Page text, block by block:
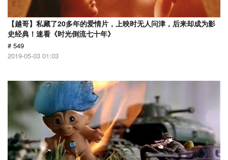
【越哥】私藏了20多年的爱情片，上映时无人问津，后来却成为影
史经典！速看《时光倒流七十年》
# 549
2019-05-03 01:03